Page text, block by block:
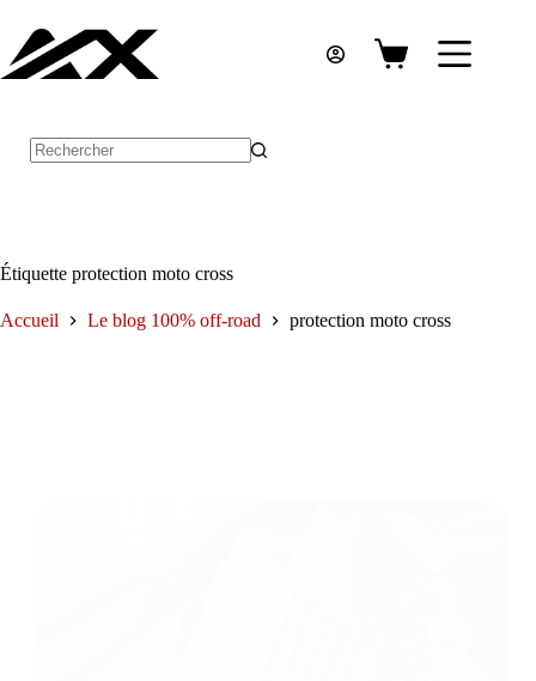
contenu
Panier
Étiquette protection moto cross
Accueil Le blog 100% off-road protection moto cross